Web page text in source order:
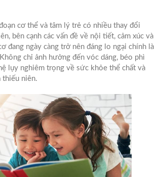
cơ thể và tâm lý trẻ có nhiều thay đổi
bên cạnh các vấn đề về nội tiết, cảm xúc và
đang ngày càng trở nên đáng lo ngại chính là
chỉ ảnh hưởng đến vóc dáng, béo phì
lụy nghiêm trọng về sức khỏe thể chất và
thiếu niên.